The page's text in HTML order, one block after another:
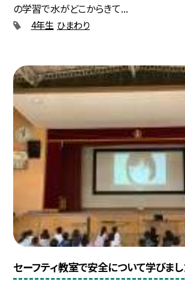
の学習で水がどこからきて...
4年生 ひまわり
セーフティ教室で安全について学びま